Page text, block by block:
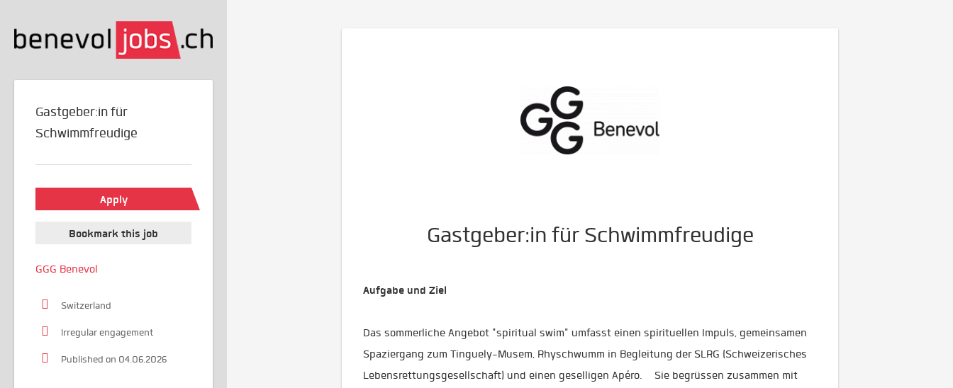
Gastgeber:in für Schwimmfreudige
Aufgabe und Ziel
Das sommerliche Angebot "spiritual swim" umfasst einen spirituellen Impuls, gemeinsamen
Spaziergang zum Tinguely-Musem, Rhyschwumm in Begleitung der SLRG (Schweizerisches
Lebensrettungsgesellschaft) und einen geselligen Apéro. Sie begrüssen zusammen mit
Gastgeber:in für
Schwimmfreudige
Apply
Bookmark this job
GGG Benevol
Switzerland
Irregular engagement
Published on 04.06.2026